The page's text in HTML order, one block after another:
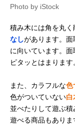
Amazonで見る
Amazonで見る
Photo by iStock
積み木には角を丸く
なしがあります。
に向いています。
ピタッとはまります
また、カラフルな色
色がついていない白
並べたりして遊ぶ
遊べる商品もありま